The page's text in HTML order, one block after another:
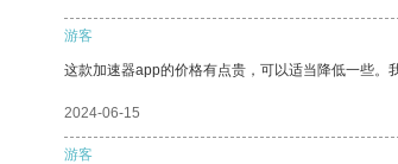
游客
这款加速器app的价格有点贵，可以适当降低一些。
2024-06-15
游客